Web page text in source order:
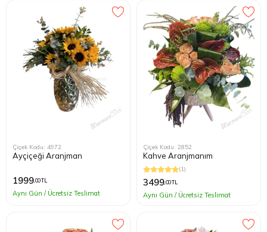
Çiçek Kodu: 4972
Ayçiçeği Aranjman
1999,00 TL
Aynı Gün / Ücretsiz Teslimat
Çiçek Kodu: 2852
Kahve Aranjmanım
(1)
3499,00 TL
Aynı Gün / Ücretsiz Teslimat